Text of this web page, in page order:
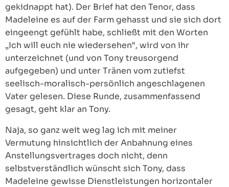
gekidnappt hat). Der Brief hat den Tenor, dass
Madeleine es auf der Farm gehasst und sie sich dort
eingeengt gefühlt habe, schließt mit den Worten
„Ich will euch nie wiedersehen“, wird von ihr
unterzeichnet (und von Tony treusorgend
aufgegeben) und unter Tränen vom zutiefst
seelisch-moralisch-persönlich angeschlagenen
Vater gelesen. Diese Runde, zusammenfassend
gesagt, geht klar an Tony.
Naja, so ganz weit weg lag ich mit meiner
Vermutung hinsichtlich der Anbahnung eines
Anstellungsvertrages doch nicht, denn
selbstverständlich wünscht sich Tony, dass
Madeleine gewisse Dienstleistungen horizontaler